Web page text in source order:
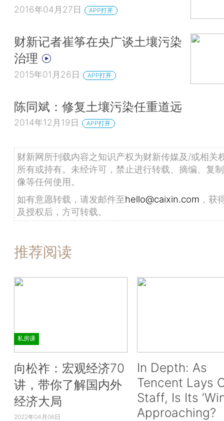
2016年04月27日 APP打开
财新记者崔筝在央广谈土壤污染
治理
2015年01月26日 APP打开
陈同斌：修复土壤污染任重道远
2014年12月19日 APP打开
财新网所刊载内容之知识产权为财新传媒及/或相关
所有或持有。未经许可，禁止进行转载、摘编、复
像等任何使用。
如有意愿转载，请发邮件至hello@caixin.com ，获
及授权后，方可转载。
推荐阅读
私房课
向松祚：宏观经济70
讲，带你了解国内外
经济大局
2022年04月06日
In Depth: As
Tencent Lays
Staff, Is Its
Approaching?